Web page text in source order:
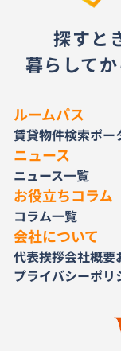
探すと
暮らして
ルームパス
賃貸物件検索ポー
ニュース
ニュース一覧
お役立ちコラム
コラム一覧
会社について
代表挨拶会社概要
プライバシーポリ